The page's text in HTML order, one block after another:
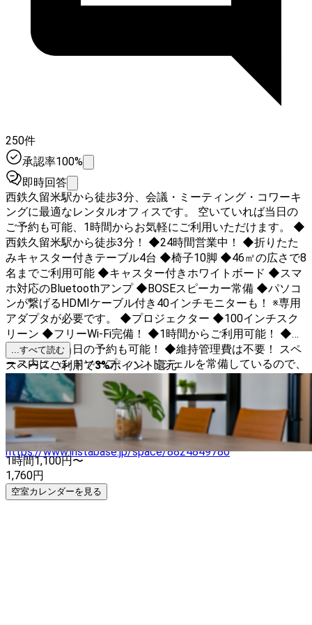
250件
承認率100%
即時回答
西鉄久留米駅から徒歩3分、会議・ミーティング・コワーキ
ングに最適なレンタルオフィスです。 空いていれば当日の
ご予約も可能、1時間からお気軽にご利用いただけます。 ◆
西鉄久留米駅から徒歩3分！ ◆24時間営業中！ ◆折りたた
みキャスター付きテーブル4台 ◆椅子10脚 ◆46㎡の広さで8
名までご利用可能 ◆キャスター付きホワイトボード ◆スマ
ホ対応のBluetoothアンプ ◆BOSEスピーカー常備 ◆パソコ
ンが繋げるHDMIケーブル付き40インチモニターも！ ※専用
アダプタが必要です。 ◆プロジェクター ◆100インチスク
リーン ◆フリーWi-Fi完備！ ◆1時間からご利用可能！ ◆空
いていれば当日の予約も可能！ ◆維持管理費は不要！ スペ
ース内にハンドソープ、ハンドジェルを常備しているので、
ご自由にお使いくださいませ。 他にもレンタルスペースを3
店舗運営しています！ くるめの完全個室レンタルオフィス
https://www.instabase.jp/space/3126209070
スペース
https://www.instabase.jp/space/30109178
大きなスペース
https://www.instabase.jp/space/8824849780
...すべて読む
スペースご利用で3%ポイント還元
1時間1,100円〜
1,760円
空室カレンダーを見る